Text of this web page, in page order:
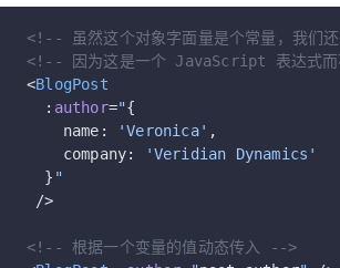
<!-- 虽然这个对象字面量是个常量，我
<!-- 因为这是一个 JavaScript 表达式而
<BlogPost
  :
author="{
    name:
'Veronica' ,
    company:
'Veridian Dynamics'
  }
"
/>
<!-- 根据一个变量的值动态传入 -->